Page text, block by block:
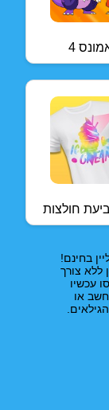
4
חולצות
וילי 8 אונליין בחינם!
ללא צורך
כנסו עכשיו
או
הגילאים.